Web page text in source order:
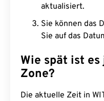
aktualisiert.
Sie können das
Sie auf das
Wie spät ist
Zone?
Die aktuelle Zeit in